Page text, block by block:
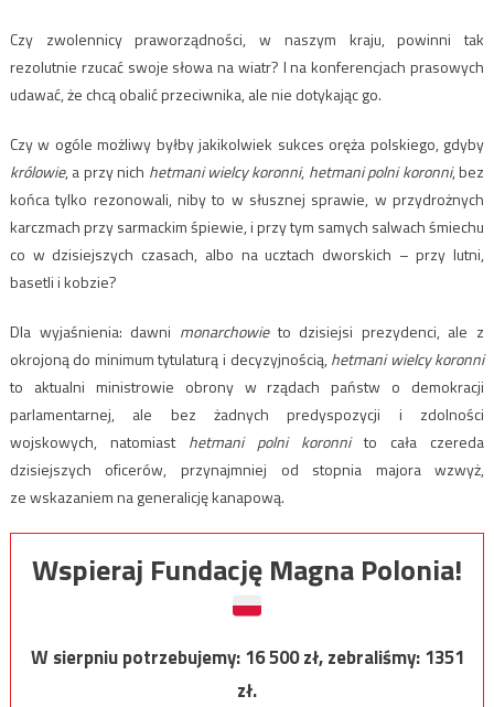
Czy zwolennicy praworządności, w naszym kraju, powinni tak
rezolutnie rzucać swoje słowa na wiatr? I na konferencjach prasowych
udawać, że chcą obalić przeciwnika, ale nie dotykając go.
Czy w ogóle możliwy byłby jakikolwiek sukces oręża polskiego, gdyby
królowie, a przy nich hetmani wielcy koronni, hetmani polni koronni, bez
końca tylko rezonowali, niby to w słusznej sprawie, w przydrożnych
karczmach przy sarmackim śpiewie, i przy tym samych salwach śmiechu
co w dzisiejszych czasach, albo na ucztach dworskich – przy lutni,
basetli i kobzie?
Dla wyjaśnienia: dawni monarchowieto dzisiejsi prezydenci, ale z
okrojoną do minimum tytulaturą i decyzyjnością,hetmani wielcy koronni
to aktualni ministrowie obrony w rządach państw o demokracji
parlamentarnej, ale bez żadnych predyspozycji i zdolności
wojskowych, natomiast hetmani polni koronnito cała czereda
dzisiejszych oficerów, przynajmniej od stopnia majora wzwyż,
ze wskazaniem na generalicję kanapową.
Wspieraj Fundację Magna Polonia!
W sierpniu potrzebujemy:16 500zł, zebraliśmy:1351
zł.